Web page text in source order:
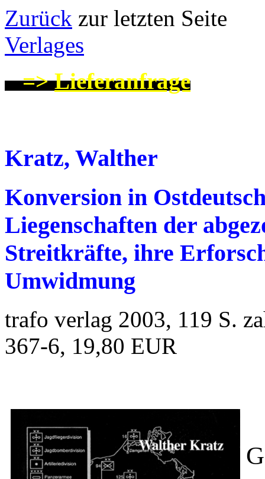
Zurück zur letzten
Verlages
=>Lieferanfrage
Kratz, Walther
Konversion in
Liegenschaften der
Streitkräfte, ihre
Umwidmung
trafo verlag 2003, 119 S.
367-6, 19,80 EUR